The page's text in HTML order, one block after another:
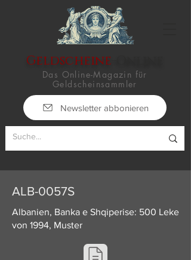
Geldscheine
Das Online-Magazin für
Geldscheinsammler
Newsletter abbonieren
ALB-0057S
Albanien, Banka e Shqiperise: 500 Leke
von 1994, Muster